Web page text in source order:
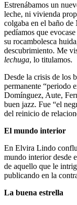
Estrenábamos un
leche, ni vivienda
colgaba en el baño
pedíamos que
su rocambolesca
descubrimiento. Me
lechuga, lo titulamos.
Desde la crisis de los
permanente “periodo
Domínguez, Aute,
buen jazz. Fue “el
del reinicio de
El mundo interior
En Elvira Lindo
mundo interior desde
de aquello que le
publicando en la
La buena estrella